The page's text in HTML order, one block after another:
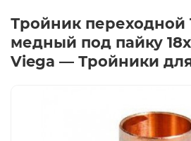
Тройник переходной
медный под пайку
Viega — Тройники